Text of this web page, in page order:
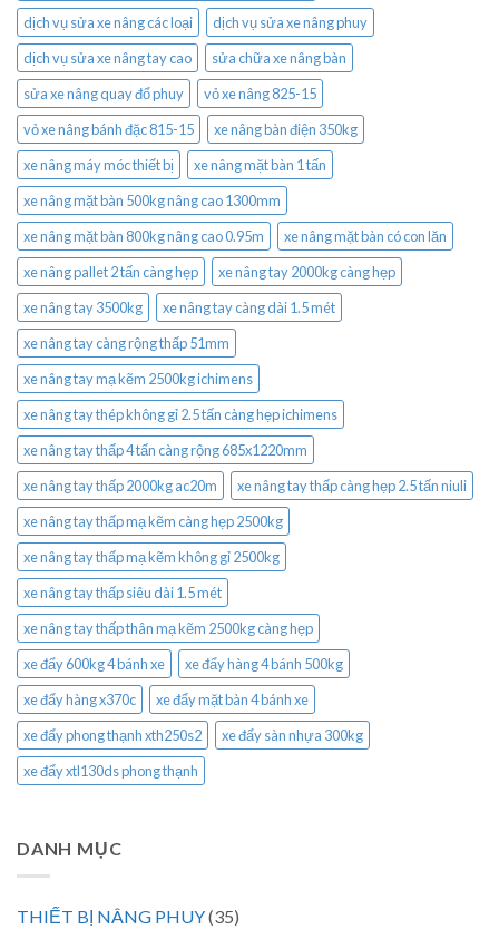
dịch vụ sửa xe nâng các loại
dịch vụ sửa xe nâng phuy
dịch vụ sửa xe nâng tay cao
sửa chữa xe nâng bàn
sửa xe nâng quay đổ phuy
vỏ xe nâng 825-15
vỏ xe nâng bánh đặc 815-15
xe nâng bàn điện 350kg
xe nâng máy móc thiết bị
xe nâng mặt bàn 1 tấn
xe nâng mặt bàn 500kg nâng cao 1300mm
xe nâng mặt bàn 800kg nâng cao 0.95m
xe nâng mặt bàn có con lăn
xe nâng pallet 2 tấn càng hẹp
xe nâng tay 2000kg càng hẹp
xe nâng tay 3500kg
xe nâng tay càng dài 1.5 mét
xe nâng tay càng rộng thấp 51mm
xe nâng tay mạ kẽm 2500kg ichimens
xe nâng tay thép không gỉ 2.5 tấn càng hẹp ichimens
xe nâng tay thấp 4 tấn càng rộng 685x1220mm
xe nâng tay thấp 2000kg ac20m
xe nâng tay thấp càng hẹp 2.5 tấn niuli
xe nâng tay thấp mạ kẽm càng hẹp 2500kg
xe nâng tay thấp mạ kẽm không gỉ 2500kg
xe nâng tay thấp siêu dài 1.5 mét
xe nâng tay thấp thân mạ kẽm 2500kg càng hẹp
xe đẩy 600kg 4 bánh xe
xe đẩy hàng 4 bánh 500kg
xe đẩy hàng x370c
xe đẩy mặt bàn 4 bánh xe
xe đẩy phong thạnh xth250s2
xe đẩy sàn nhựa 300kg
xe đẩy xtl130ds phong thạnh
DANH MỤC
THIẾT BỊ NÂNG PHUY(35)